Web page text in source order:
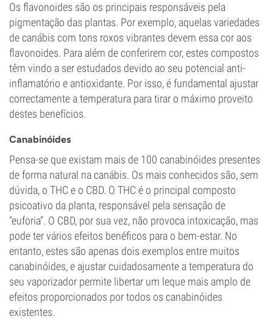
Os flavonoides são os principais responsáveis pela
pigmentação das plantas. Por exemplo, aquelas variedades
de canábis com tons roxos vibrantes devem essa cor aos
flavonoides. Para além de conferirem cor, estes compostos
têm vindo a ser estudados devido ao seu potencial anti-
inflamatório e antioxidante. Por isso, é fundamental ajustar
correctamente a temperatura para tirar o máximo proveito
destes benefícios.
Canabinóides
Pensa-se que existam mais de 100 canabinóides presentes
de forma natural na canábis. Os mais conhecidos são, sem
dúvida, o THC e o CBD. O THC é o principal composto
psicoativo da planta, responsável pela sensação de
“euforia”. O CBD, por sua vez, não provoca intoxicação, mas
pode ter vários efeitos benéficos para o bem-estar. No
entanto, estes são apenas dois exemplos entre muitos
canabinóides, e ajustar cuidadosamente a temperatura do
seu vaporizador permite libertar um leque mais amplo de
efeitos proporcionados por todos os canabinóides
existentes.